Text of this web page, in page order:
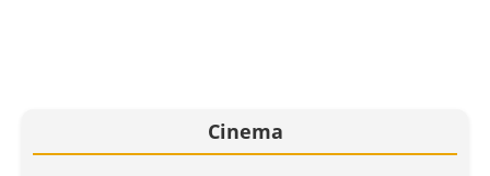
Cinema